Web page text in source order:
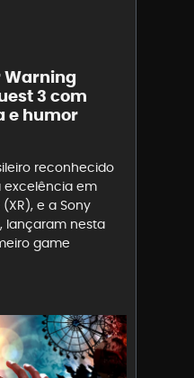
Warning
3 com
e humor
reconhecido
excelência em
e a Sony
lançaram nesta
game